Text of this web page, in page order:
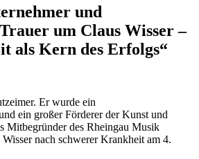
und
um Claus Wisser –
als Kern des Erfolgs“
Er wurde ein
ein großer Förderer der Kunst und
Mitbegründer des Rheingau Musik
nach schwerer Krankheit am 4.